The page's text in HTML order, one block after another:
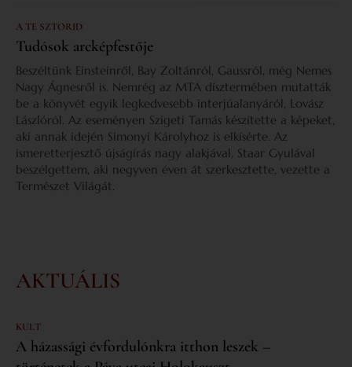
A TE SZTORID
Tudósok arcképfestője
Beszéltünk Einsteinről, Bay Zoltánról, Gaussról, még Nemes
Nagy Ágnesről is. Nemrég az MTA dísztermében mutatták
be a könyvét egyik legkedvesebb interjúalanyáról, Lovász
Lászlóról. Az eseményen Szigeti Tamás készítette a képeket,
aki annak idején Simonyi Károlyhoz is elkísérte. Az
ismeretterjesztő újságírás nagy alakjával, Staar Gyulával
beszélgettem, aki negyven éven át szerkesztette, vezette a
Természet Világát.
AKTUÁLIS
KULT
A házassági évfordulónkra itthon leszek –